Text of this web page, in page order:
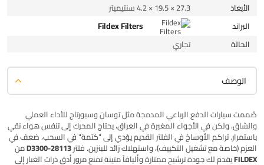
الأبعاد
27.3 × 19.5 × 4.2 سنتيميتر
البراند
Fildex Filters
الحالة تجاري
الوصف
صُممت سيارات الدفع الرباعي المدمجة مثل توسان وسبورتاج للأداء العملي
والشاق، ولكن في الأجواء المغبرة في العراق، يحتاج المحرك إلى تنفس هواء نقي
باستمرار. تراكم الأوساخ في الفلتر القديم يؤدي إلى "كتمة" في السحب، ضعف في
العزم (خاصة مع تشغيل التكييف)، واستهلاك زائد للبنزين. فلتر28113-D3300 من
FILDEXيقدم لك جودة ترشيح ممتازة وأليافاً متينة تمنع مرور أدق ذرات الغبار إلى